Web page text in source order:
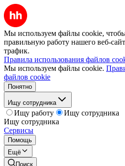
Мы используем файлы cookie,
правильную работу нашего веб-
трафик.
Правила использования файлов
Мы используем файлы cookie.
файлов cookie
Понятно
Ищу сотрудника
Ищу работу
Ищу сотрудника
Ищу сотрудника
Сервисы
Помощь
Ещё
Поиск